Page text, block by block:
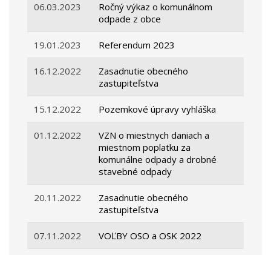
06.03.2023
Ročný výkaz o komunálnom
odpade z obce
19.01.2023 Referendum 2023
16.12.2022
Zasadnutie obecného
zastupiteľstva
15.12.2022 Pozemkové úpravy vyhláška
01.12.2022
VZN o miestnych daniach a
miestnom poplatku za
komunálne odpady a drobné
stavebné odpady
20.11.2022
Zasadnutie obecného
zastupiteľstva
07.11.2022 VOĽBY OSO a OSK 2022